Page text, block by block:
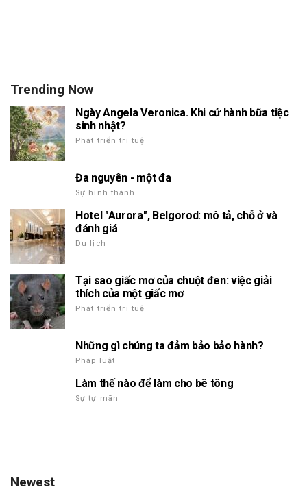
Trending Now
Ngày Angela Veronica. Khi cử hành bữa tiệc
sinh nhật?
Phát triển trí tuệ
Đa nguyên - một đa
Sự hình thành
Hotel "Aurora", Belgorod: mô tả, chỗ ở và
đánh giá
Du lịch
Tại sao giấc mơ của chuột đen: việc giải
thích của một giấc mơ
Phát triển trí tuệ
Những gì chúng ta đảm bảo bảo hành?
Pháp luật
Làm thế nào để làm cho bê tông
Sự tự mãn
Newest